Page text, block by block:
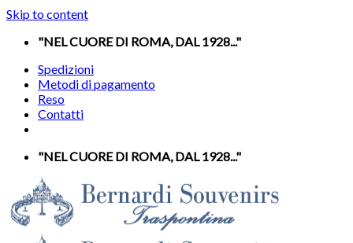
Skip to content
"NEL CUORE DI ROMA, DAL 1928..."
Spedizioni
Metodi di pagamento
Reso
Contatti
"NEL CUORE DI ROMA, DAL 1928..."